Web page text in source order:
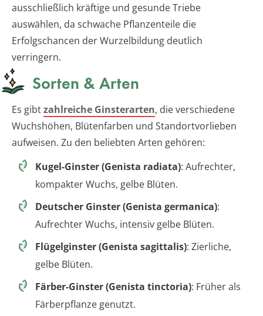
ausschließlich kräftige und gesunde Triebe
auswählen, da schwache Pflanzenteile die
Erfolgschancen der Wurzelbildung deutlich
verringern.
Sorten & Arten
Es gibtzahlreiche Ginsterarten, die verschiedene
Wuchshöhen, Blütenfarben und Standortvorlieben
aufweisen. Zu den beliebten Arten gehören:
Kugel-Ginster (Genista radiata): Aufrechter,
kompakter Wuchs, gelbe Blüten.
Deutscher Ginster (Genista germanica):
Aufrechter Wuchs, intensiv gelbe Blüten.
Flügelginster (Genista sagittalis): Zierliche,
gelbe Blüten.
Färber-Ginster (Genista tinctoria): Früher als
Färberpflanze genutzt.